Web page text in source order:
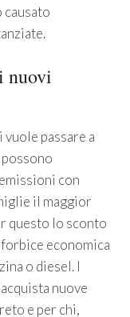
causato
nuovi
passare a
con
il maggior
questo lo sconto
economica
o diesel. I
nuove
e per chi,